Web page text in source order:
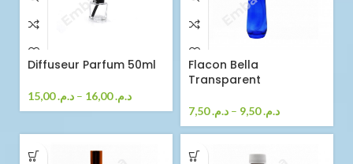
Diffuseur Parfum 50ml
د.م.15,00 – د.م.16,00
Flacon Bella
Transparent
د.م.7,50 – د.م.9,50